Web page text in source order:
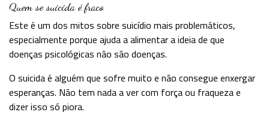
Quem se suicida é fraco
Este é um dos mitos sobre suicídio mais problemáticos,
especialmente porque ajuda a alimentar a ideia de que
doenças psicológicas não são doenças.
O suicida é alguém que sofre muito e não consegue enxergar
esperanças. Não tem nada a ver com força ou fraqueza e
dizer isso só piora.